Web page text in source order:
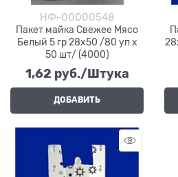
НФ-00000548
Пакет майка Свежее Мясо
Белый 5 гр 28х50 /80 уп х
50 шт/ (4000)
1,62 руб./Штука
ДОБАВИТЬ